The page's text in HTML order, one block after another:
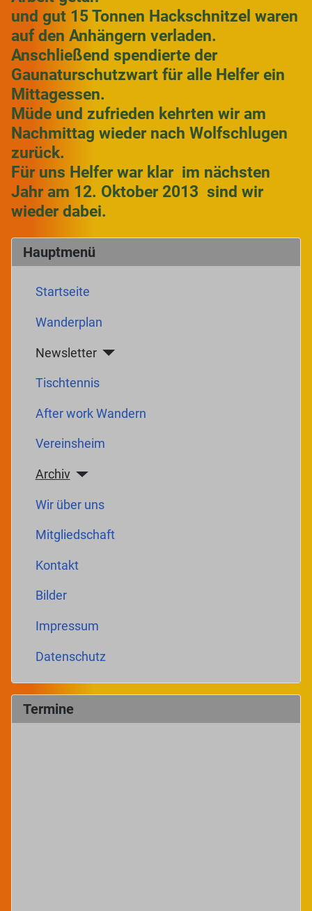
Hauptmenü
Startseite
Wanderplan
Newsletter
Tischtennis
After work Wandern
Vereinsheim
Archiv
Wir über uns
Mitgliedschaft
Kontakt
Bilder
Impressum
Datenschutz
Termine
und gut 15 Tonnen Hackschnitzel waren
auf den Anhängern verladen.
Anschließend spendierte der
Gaunaturschutzwart für alle Helfer ein
Mittagessen.
Müde und zufrieden kehrten wir am
Nachmittag wieder nach Wolfschlugen
zurück.
Für uns Helfer war klar  im nächsten
Jahr am 12. Oktober 2013  sind wir
wieder dabei.